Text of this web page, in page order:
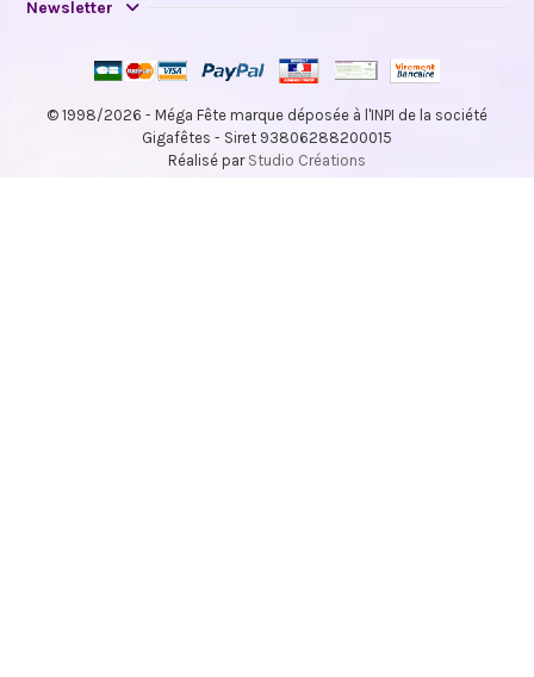
Newsletter
© 1998/2026 - Méga Fête marque déposée à l'INPI de la société
Gigafêtes - Siret 93806288200015
Réalisé par Studio Créations